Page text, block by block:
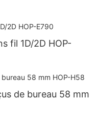
fil 1D/2D HOP-
de bureau 58 mm